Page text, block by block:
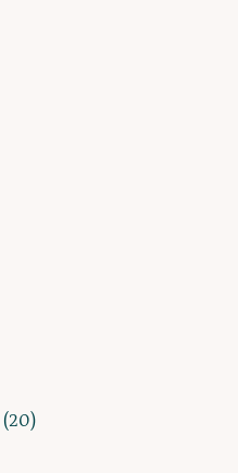
(20)